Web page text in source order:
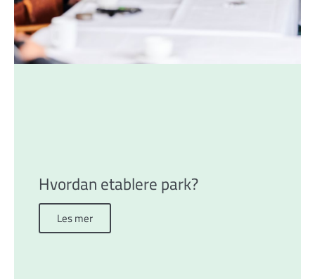
Hvordan etablere park?
Les mer